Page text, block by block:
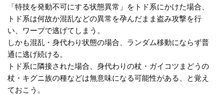
「特技を発動不可にする状態異常」をトド系にかけた場合、
トド系は何故か混乱などの異常を孕んだまま盗み攻撃を行
い、ワープで逃げてしまう。
しかも混乱・身代わり状態の場合、ランダム移動にならず普
通に逃げ続ける。
トド系に隣接された場合、身代わりの杖・ガイコツまどうの
杖・キグニ族の種などは無意味になる可能性がある、と覚え
ておこう。